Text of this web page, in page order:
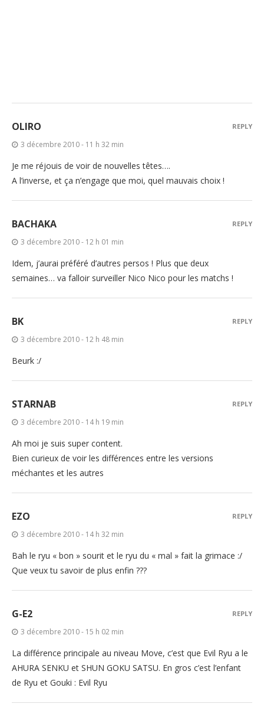
OLIRO
3 décembre 2010 - 11 h 32 min
Je me réjouis de voir de nouvelles têtes….
A l’inverse, et ça n’engage que moi, quel mauvais choix !
REPLY
BACHAKA
3 décembre 2010 - 12 h 01 min
Idem, j’aurai préféré d’autres persos ! Plus que deux
semaines… va falloir surveiller Nico Nico pour les matchs !
REPLY
BK
3 décembre 2010 - 12 h 48 min
Beurk :/
REPLY
STARNAB
3 décembre 2010 - 14 h 19 min
Ah moi je suis super content.
Bien curieux de voir les différences entre les versions
méchantes et les autres
REPLY
EZO
3 décembre 2010 - 14 h 32 min
Bah le ryu « bon » sourit et le ryu du « mal » fait la grimace :/
Que veux tu savoir de plus enfin ???
REPLY
G-E2
3 décembre 2010 - 15 h 02 min
La différence principale au niveau Move, c’est que Evil Ryu a le
AHURA SENKU et SHUN GOKU SATSU. En gros c’est l’enfant
de Ryu et Gouki : Evil Ryu
REPLY